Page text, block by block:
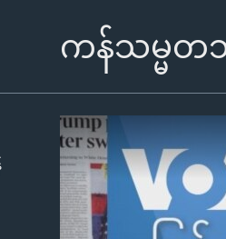
ကန်သမ္မတ